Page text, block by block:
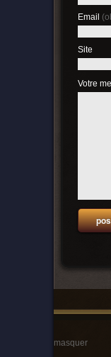
Email
Site
Votre
masquer